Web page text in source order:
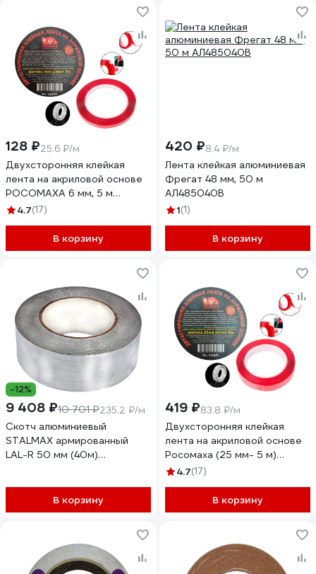
128 ₽25.6 ₽/м
Двухсторонняя клейкая
лента на акриловой основе
РОСОМАХА 6 мм, 5 м
930006
4.7(17)
В корзину
420 ₽8.4 ₽/м
Лента клейкая алюминиевая
Фрегат 48 мм, 50 м
АЛ485040В
1(1)
В корзину
-12%
9 408 ₽10 701 ₽235.2 ₽/м
Скотч алюминиевый
STALMAX армированный
LAL-R 50 мм (40м)
В корзину
419 ₽83.8 ₽/м
Двухсторонняя клейкая
лента на акриловой основе
Росомаха (25 мм- 5 м)
930025
4.7(17)
В корзину